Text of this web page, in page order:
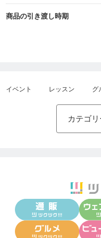
商品の引き渡し時期
イベント レッスン グ
カテゴ